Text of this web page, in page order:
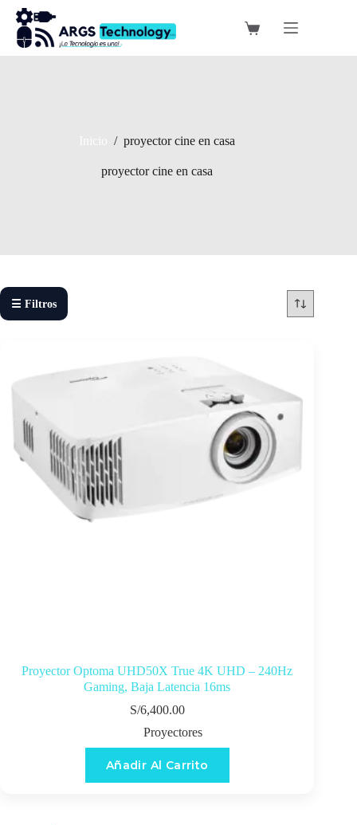
Saltar
contenido
Carro
/ proyector cine en casa
proyector cine en casa
☰ Filtros
Proyector Optoma UHD50X True 4K UHD – 240Hz
Gaming, Baja Latencia 16ms
S/6,400.00
Proyectores
Añadir Al Carrito